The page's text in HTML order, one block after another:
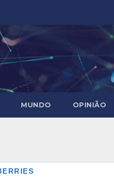
MUNDO OPINIÃO